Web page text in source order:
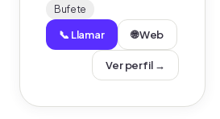
Bufete
📞 Llamar 🌐 Web
Ver perfil →